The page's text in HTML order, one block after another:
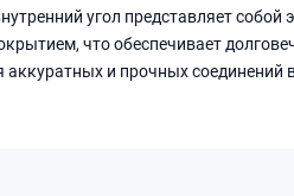
угол представляет
что обеспечивает
и прочных соединений